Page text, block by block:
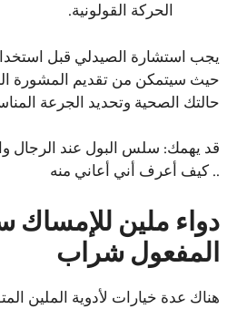
الحركة القولونية.
يجب استشارة الصيدلي قبل
حيث سيتمكن من تقديم المشورة
حالتك الصحية وتحديد الجرعة
قد يهمك: سلس البول عند الرجال
.. كيف أعرف أني أعاني منه
دواء ملين للإمساك
المفعول شراب
هناك عدة خيارات لأدوية الملين